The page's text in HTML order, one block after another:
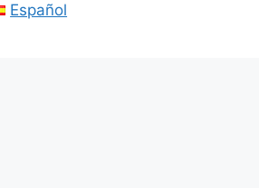
Español